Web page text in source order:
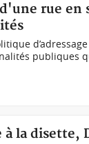
rue
publiques
la disette,